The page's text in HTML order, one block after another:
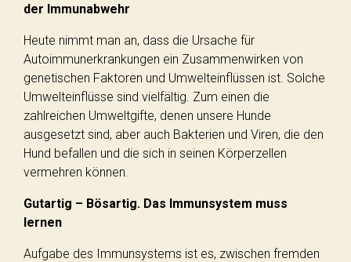
der Immunabwehr
Heute nimmt man an, dass die Ursache für
Autoimmunerkrankungen ein Zusammenwirken von
genetischen Faktoren und Umwelteinflüssen ist. Solche
Umwelteinflüsse sind vielfältig. Zum einen die
zahlreichen Umweltgifte, denen unsere Hunde
ausgesetzt sind, aber auch Bakterien und Viren, die den
Hund befallen und die sich in seinen Körperzellen
vermehren können.
Gutartig – Bösartig. Das Immunsystem muss
lernen
Aufgabe des Immunsystems ist es, zwischen fremden